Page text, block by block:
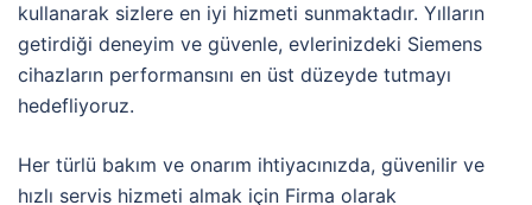
kullanarak sizlere en iyi hizmeti sunmaktadır. Yılların
getirdiği deneyim ve güvenle, evlerinizdeki Siemens
cihazların performansını en üst düzeyde tutmayı
hedefliyoruz.
Her türlü bakım ve onarım ihtiyacınızda, güvenilir ve
hızlı servis hizmeti almak için Firma olarak